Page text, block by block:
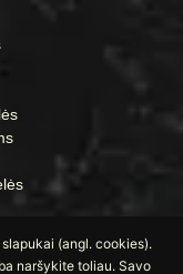
(angl. cookies).
naršykite toliau. Savo